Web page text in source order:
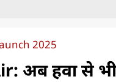
2025
अब हवा से